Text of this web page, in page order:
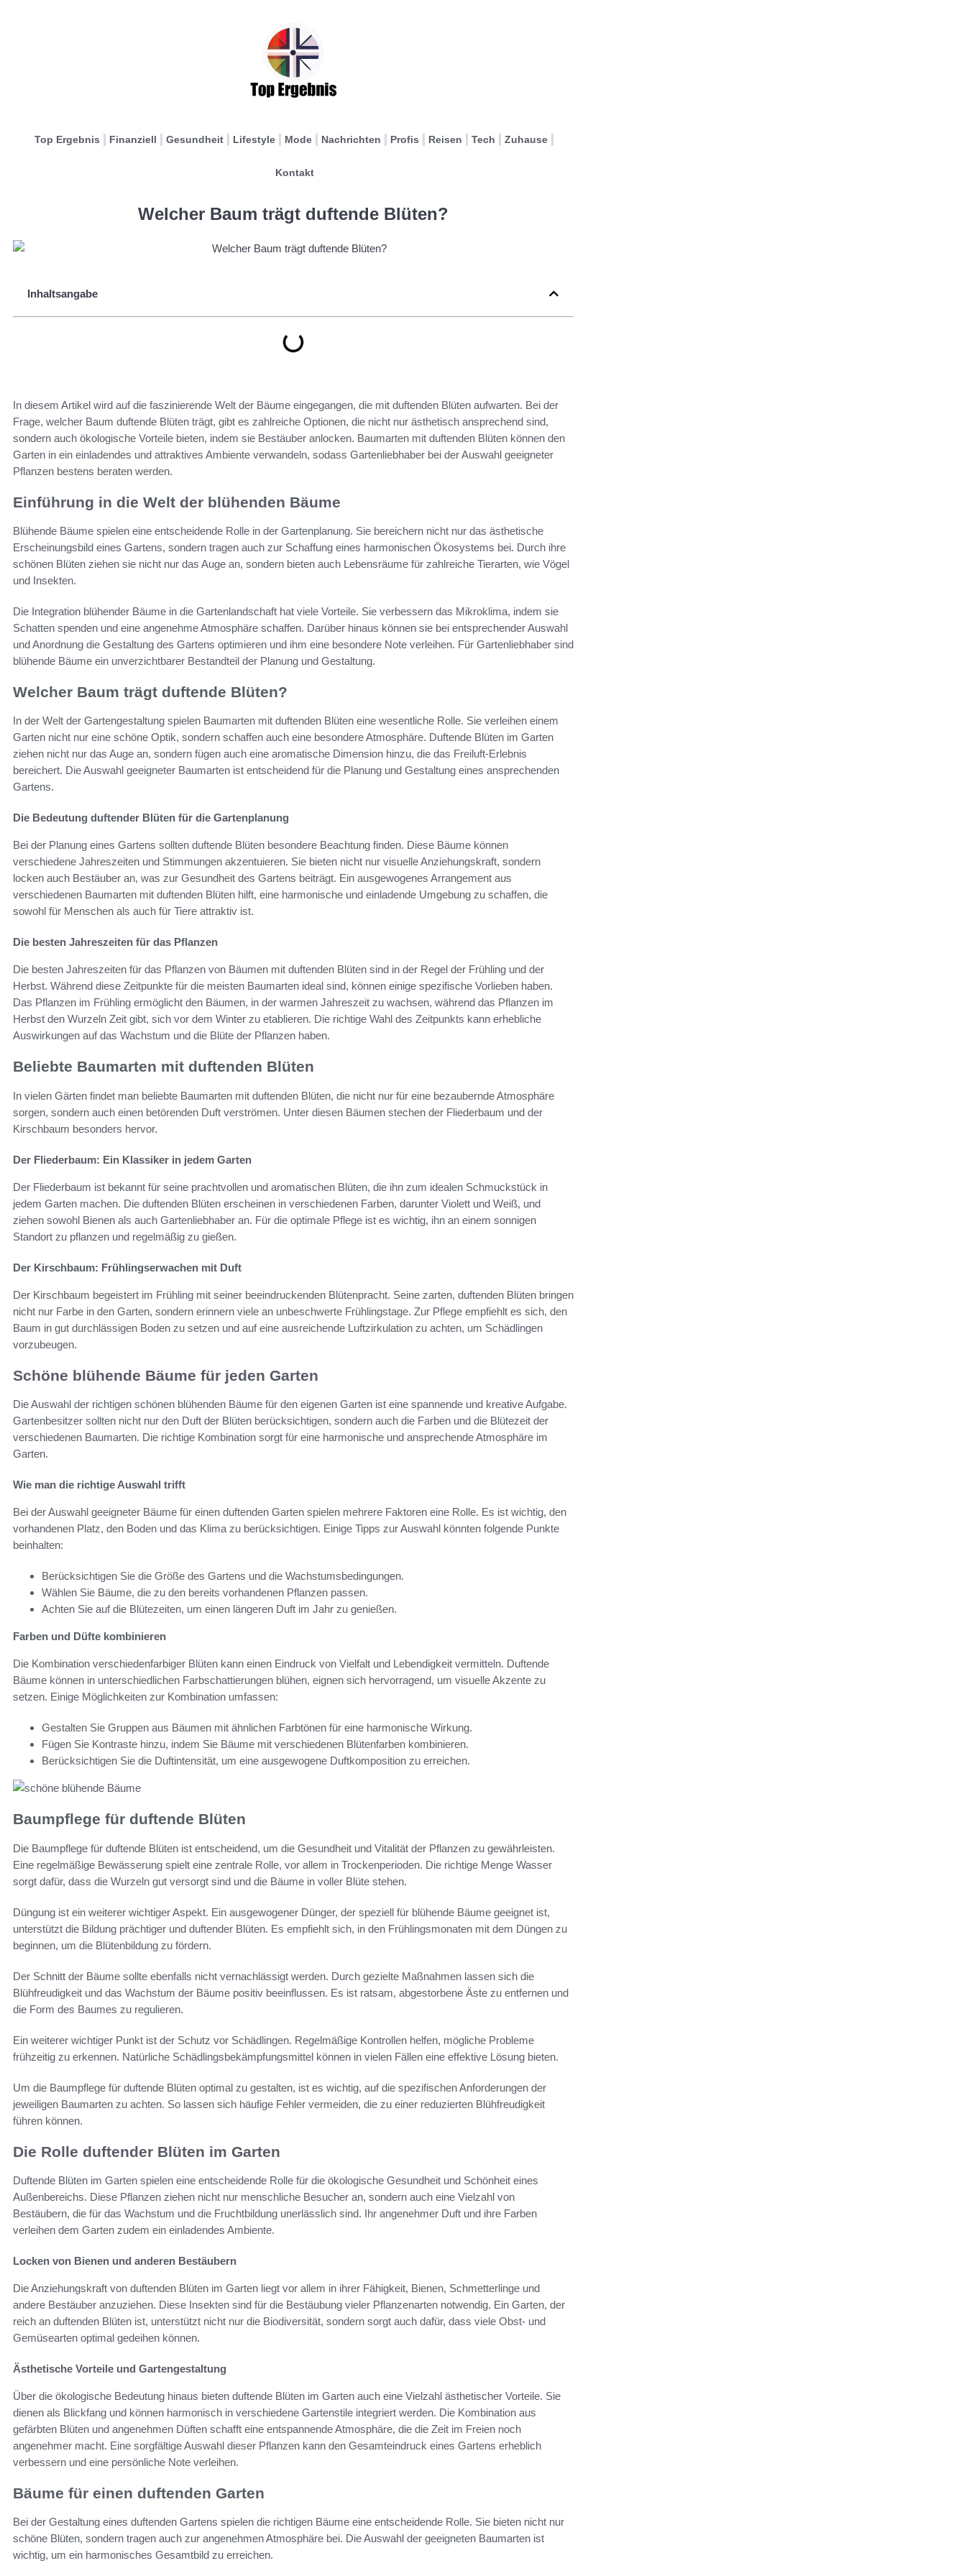
Top Ergebnis Finanziell Gesundheit Lifestyle Mode Nachrichten Profis Reisen Tech Zuhause
Kontakt
Welcher Baum trägt duftende Blüten?
Inhaltsangabe
In diesem Artikel wird auf die faszinierende Welt der Bäume eingegangen, die mit duftenden Blüten aufwarten. Bei der
Frage, welcher Baum duftende Blüten trägt, gibt es zahlreiche Optionen, die nicht nur ästhetisch ansprechend sind,
sondern auch ökologische Vorteile bieten, indem sie Bestäuber anlocken. Baumarten mit duftenden Blüten können den
Garten in ein einladendes und attraktives Ambiente verwandeln, sodass Gartenliebhaber bei der Auswahl geeigneter
Pflanzen bestens beraten werden.
Einführung in die Welt der blühenden Bäume
Blühende Bäume spielen eine entscheidende Rolle in der Gartenplanung. Sie bereichern nicht nur das ästhetische
Erscheinungsbild eines Gartens, sondern tragen auch zur Schaffung eines harmonischen Ökosystems bei. Durch ihre
schönen Blüten ziehen sie nicht nur das Auge an, sondern bieten auch Lebensräume für zahlreiche Tierarten, wie Vögel
und Insekten.
Die Integration blühender Bäume in die Gartenlandschaft hat viele Vorteile. Sie verbessern das Mikroklima, indem sie
Schatten spenden und eine angenehme Atmosphäre schaffen. Darüber hinaus können sie bei entsprechender Auswahl
und Anordnung die Gestaltung des Gartens optimieren und ihm eine besondere Note verleihen. Für Gartenliebhaber sind
blühende Bäume ein unverzichtbarer Bestandteil der Planung und Gestaltung.
Welcher Baum trägt duftende Blüten?
In der Welt der Gartengestaltung spielen Baumarten mit duftenden Blüten eine wesentliche Rolle. Sie verleihen einem
Garten nicht nur eine schöne Optik, sondern schaffen auch eine besondere Atmosphäre. Duftende Blüten im Garten
ziehen nicht nur das Auge an, sondern fügen auch eine aromatische Dimension hinzu, die das Freiluft-Erlebnis
bereichert. Die Auswahl geeigneter Baumarten ist entscheidend für die Planung und Gestaltung eines ansprechenden
Gartens.
Die Bedeutung duftender Blüten für die Gartenplanung
Bei der Planung eines Gartens sollten duftende Blüten besondere Beachtung finden. Diese Bäume können
verschiedene Jahreszeiten und Stimmungen akzentuieren. Sie bieten nicht nur visuelle Anziehungskraft, sondern
locken auch Bestäuber an, was zur Gesundheit des Gartens beiträgt. Ein ausgewogenes Arrangement aus
verschiedenen Baumarten mit duftenden Blüten hilft, eine harmonische und einladende Umgebung zu schaffen, die
sowohl für Menschen als auch für Tiere attraktiv ist.
Die besten Jahreszeiten für das Pflanzen
Die besten Jahreszeiten für das Pflanzen von Bäumen mit duftenden Blüten sind in der Regel der Frühling und der
Herbst. Während diese Zeitpunkte für die meisten Baumarten ideal sind, können einige spezifische Vorlieben haben.
Das Pflanzen im Frühling ermöglicht den Bäumen, in der warmen Jahreszeit zu wachsen, während das Pflanzen im
Herbst den Wurzeln Zeit gibt, sich vor dem Winter zu etablieren. Die richtige Wahl des Zeitpunkts kann erhebliche
Auswirkungen auf das Wachstum und die Blüte der Pflanzen haben.
Beliebte Baumarten mit duftenden Blüten
In vielen Gärten findet man beliebte Baumarten mit duftenden Blüten, die nicht nur für eine bezaubernde Atmosphäre
sorgen, sondern auch einen betörenden Duft verströmen. Unter diesen Bäumen stechen der Fliederbaum und der
Kirschbaum besonders hervor.
Der Fliederbaum: Ein Klassiker in jedem Garten
Der Fliederbaum ist bekannt für seine prachtvollen und aromatischen Blüten, die ihn zum idealen Schmuckstück in
jedem Garten machen. Die duftenden Blüten erscheinen in verschiedenen Farben, darunter Violett und Weiß, und
ziehen sowohl Bienen als auch Gartenliebhaber an. Für die optimale Pflege ist es wichtig, ihn an einem sonnigen
Standort zu pflanzen und regelmäßig zu gießen.
Der Kirschbaum: Frühlingserwachen mit Duft
Der Kirschbaum begeistert im Frühling mit seiner beeindruckenden Blütenpracht. Seine zarten, duftenden Blüten bringen
nicht nur Farbe in den Garten, sondern erinnern viele an unbeschwerte Frühlingstage. Zur Pflege empfiehlt es sich, den
Baum in gut durchlässigen Boden zu setzen und auf eine ausreichende Luftzirkulation zu achten, um Schädlingen
vorzubeugen.
Schöne blühende Bäume für jeden Garten
Die Auswahl der richtigen schönen blühenden Bäume für den eigenen Garten ist eine spannende und kreative Aufgabe.
Gartenbesitzer sollten nicht nur den Duft der Blüten berücksichtigen, sondern auch die Farben und die Blütezeit der
verschiedenen Baumarten. Die richtige Kombination sorgt für eine harmonische und ansprechende Atmosphäre im
Garten.
Wie man die richtige Auswahl trifft
Bei der Auswahl geeigneter Bäume für einen duftenden Garten spielen mehrere Faktoren eine Rolle. Es ist wichtig, den
vorhandenen Platz, den Boden und das Klima zu berücksichtigen. Einige Tipps zur Auswahl könnten folgende Punkte
beinhalten:
Berücksichtigen Sie die Größe des Gartens und die Wachstumsbedingungen.
Wählen Sie Bäume, die zu den bereits vorhandenen Pflanzen passen.
Achten Sie auf die Blütezeiten, um einen längeren Duft im Jahr zu genießen.
Farben und Düfte kombinieren
Die Kombination verschiedenfarbiger Blüten kann einen Eindruck von Vielfalt und Lebendigkeit vermitteln. Duftende
Bäume können in unterschiedlichen Farbschattierungen blühen, eignen sich hervorragend, um visuelle Akzente zu
setzen. Einige Möglichkeiten zur Kombination umfassen:
Gestalten Sie Gruppen aus Bäumen mit ähnlichen Farbtönen für eine harmonische Wirkung.
Fügen Sie Kontraste hinzu, indem Sie Bäume mit verschiedenen Blütenfarben kombinieren.
Berücksichtigen Sie die Duftintensität, um eine ausgewogene Duftkomposition zu erreichen.
Baumpflege für duftende Blüten
Die Baumpflege für duftende Blüten ist entscheidend, um die Gesundheit und Vitalität der Pflanzen zu gewährleisten.
Eine regelmäßige Bewässerung spielt eine zentrale Rolle, vor allem in Trockenperioden. Die richtige Menge Wasser
sorgt dafür, dass die Wurzeln gut versorgt sind und die Bäume in voller Blüte stehen.
Düngung ist ein weiterer wichtiger Aspekt. Ein ausgewogener Dünger, der speziell für blühende Bäume geeignet ist,
unterstützt die Bildung prächtiger und duftender Blüten. Es empfiehlt sich, in den Frühlingsmonaten mit dem Düngen zu
beginnen, um die Blütenbildung zu fördern.
Der Schnitt der Bäume sollte ebenfalls nicht vernachlässigt werden. Durch gezielte Maßnahmen lassen sich die
Blühfreudigkeit und das Wachstum der Bäume positiv beeinflussen. Es ist ratsam, abgestorbene Äste zu entfernen und
die Form des Baumes zu regulieren.
Ein weiterer wichtiger Punkt ist der Schutz vor Schädlingen. Regelmäßige Kontrollen helfen, mögliche Probleme
frühzeitig zu erkennen. Natürliche Schädlingsbekämpfungsmittel können in vielen Fällen eine effektive Lösung bieten.
Um die Baumpflege für duftende Blüten optimal zu gestalten, ist es wichtig, auf die spezifischen Anforderungen der
jeweiligen Baumarten zu achten. So lassen sich häufige Fehler vermeiden, die zu einer reduzierten Blühfreudigkeit
führen können.
Die Rolle duftender Blüten im Garten
Duftende Blüten im Garten spielen eine entscheidende Rolle für die ökologische Gesundheit und Schönheit eines
Außenbereichs. Diese Pflanzen ziehen nicht nur menschliche Besucher an, sondern auch eine Vielzahl von
Bestäubern, die für das Wachstum und die Fruchtbildung unerlässlich sind. Ihr angenehmer Duft und ihre Farben
verleihen dem Garten zudem ein einladendes Ambiente.
Locken von Bienen und anderen Bestäubern
Die Anziehungskraft von duftenden Blüten im Garten liegt vor allem in ihrer Fähigkeit, Bienen, Schmetterlinge und
andere Bestäuber anzuziehen. Diese Insekten sind für die Bestäubung vieler Pflanzenarten notwendig. Ein Garten, der
reich an duftenden Blüten ist, unterstützt nicht nur die Biodiversität, sondern sorgt auch dafür, dass viele Obst- und
Gemüsearten optimal gedeihen können.
Ästhetische Vorteile und Gartengestaltung
Über die ökologische Bedeutung hinaus bieten duftende Blüten im Garten auch eine Vielzahl ästhetischer Vorteile. Sie
dienen als Blickfang und können harmonisch in verschiedene Gartenstile integriert werden. Die Kombination aus
gefärbten Blüten und angenehmen Düften schafft eine entspannende Atmosphäre, die die Zeit im Freien noch
angenehmer macht. Eine sorgfältige Auswahl dieser Pflanzen kann den Gesamteindruck eines Gartens erheblich
verbessern und eine persönliche Note verleihen.
Bäume für einen duftenden Garten
Bei der Gestaltung eines duftenden Gartens spielen die richtigen Bäume eine entscheidende Rolle. Sie bieten nicht nur
schöne Blüten, sondern tragen auch zur angenehmen Atmosphäre bei. Die Auswahl der geeigneten Baumarten ist
wichtig, um ein harmonisches Gesamtbild zu erreichen.